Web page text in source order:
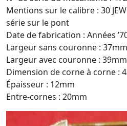
Mentions sur le calibre : 30
série sur le pont
Date de fabrication : Années
Largeur sans couronne : 37mm
Largeur avec couronne : 39mm
Dimension de corne à corne :
Épaisseur : 12mm
Entre-cornes : 20mm